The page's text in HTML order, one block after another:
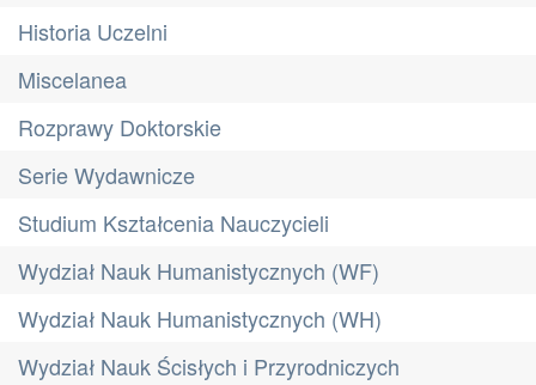
Historia Uczelni
Miscelanea
Rozprawy Doktorskie
Serie Wydawnicze
Studium Kształcenia Nauczycieli
Wydział Nauk Humanistycznych (WF)
Wydział Nauk Humanistycznych (WH)
Wydział Nauk Ścisłych i Przyrodniczych